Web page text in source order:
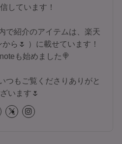
しています！
で紹介のアイテムは、楽天
ら🌷 ）に載せています！
も始めました🍭
つもご覧くださりありがと
います🌷